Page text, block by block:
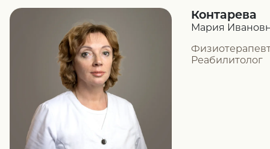
Контарева
Мария
Реабилитолог